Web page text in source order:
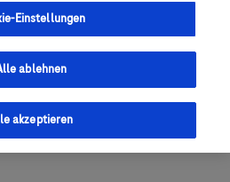
Einstellungen
ablehnen
akzeptieren